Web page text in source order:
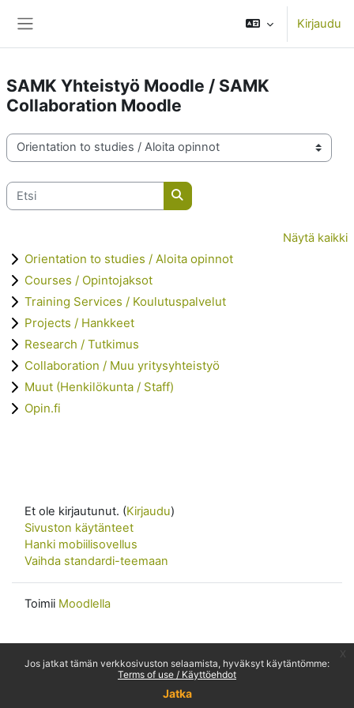
Jos jatkat tämän verkkosivuston selaamista, hyväksyt käytäntömme:
Terms of use / Käyttöehdot
Jatka
Kirjaudu
SAMK Yhteistyö Moodle / SAMK
Collaboration Moodle
Kategoriat
Etsi
Etsi
Näytä kaikki
Orientation to studies / Aloita opinnot
Courses / Opintojaksot
Training Services / Koulutuspalvelut
Projects / Hankkeet
Research / Tutkimus
Collaboration / Muu yritysyhteistyö
Muut (Henkilökunta / Staff)
Opin.fi
Et ole kirjautunut. (Kirjaudu)
Sivuston käytänteet
Hanki mobiilisovellus
Vaihda standardi-teemaan
Toimii Moodlella